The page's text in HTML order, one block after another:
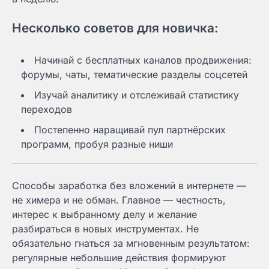
Несколько советов для новичка:
Начинай с бесплатных каналов продвижения:
форумы, чаты, тематические разделы соцсетей
Изучай аналитику и отслеживай статистику
переходов
Постепенно наращивай пул партнёрских
программ, пробуя разные ниши
Способы заработка без вложений в интернете —
не химера и не обман. Главное — честность,
интерес к выбранному делу и желание
разбираться в новых инструментах. Не
обязательно гнаться за мгновенным результатом:
регулярные небольшие действия формируют